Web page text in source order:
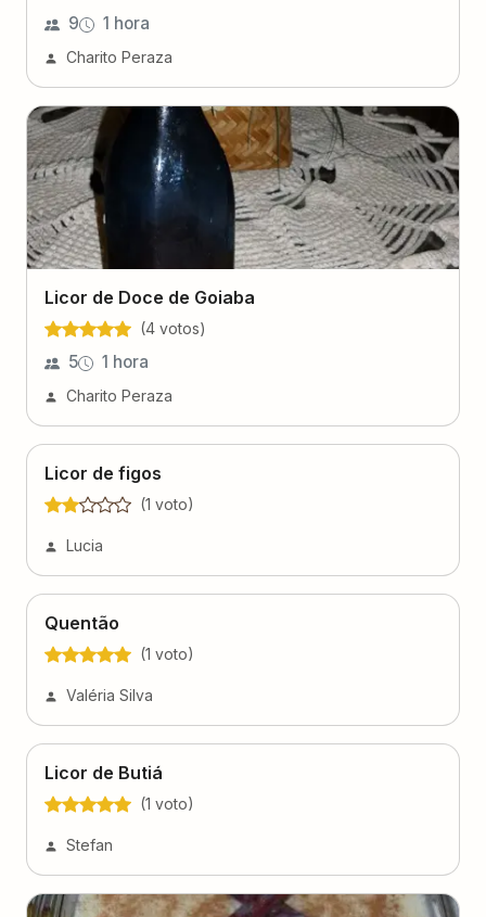
9 1 hora
Charito Peraza
Licor de Doce de Goiaba
(4 votos)
5 1 hora
Charito Peraza
Licor de figos
(1 voto)
Lucia
Quentão
(1 voto)
Valéria Silva
Licor de Butiá
(1 voto)
Stefan